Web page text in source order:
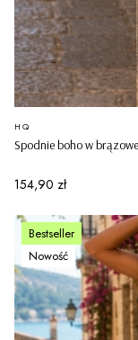
Spodnie boho w
PRODUCENT
HQ
Cena
154,90 zł
Bestseller
Nowość